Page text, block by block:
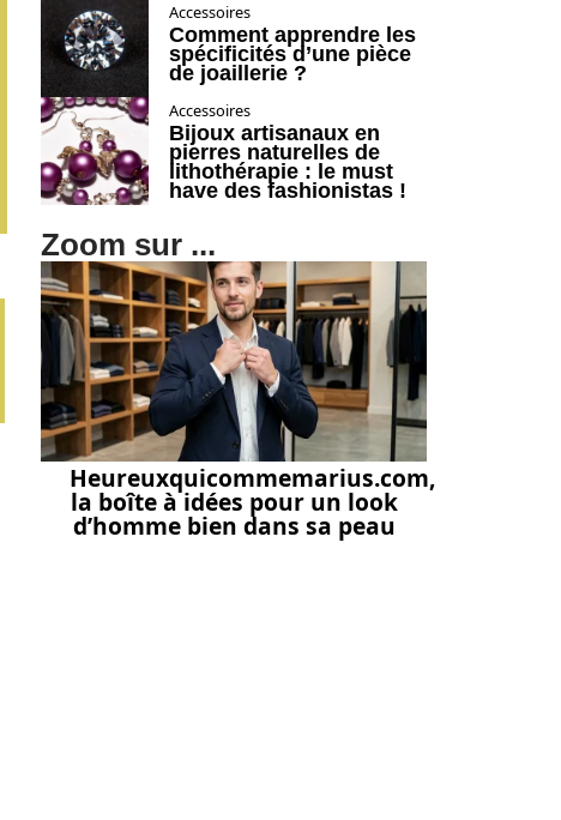
Accessoires
Comment apprendre les
spécificités d’une pièce
de joaillerie ?
Accessoires
Bijoux artisanaux en
pierres naturelles de
lithothérapie : le must
have des fashionistas !
Zoom sur ...
Heureuxquicommemarius.com,
la boîte à idées pour un look
d’homme bien dans sa peau